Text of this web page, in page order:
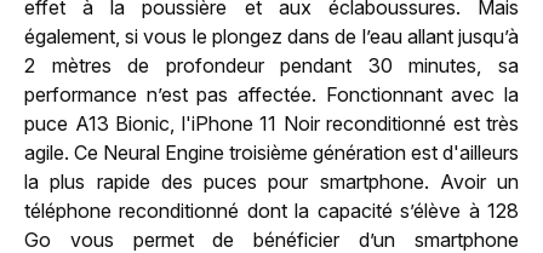
effet à la poussière et aux éclaboussures. Mais
également, si vous le plongez dans de l’eau allant jusqu’à
2 mètres de profondeur pendant 30 minutes, sa
performance n’est pas affectée. Fonctionnant avec la
puce A13 Bionic, l'iPhone 11 Noir reconditionné est très
agile. Ce Neural Engine troisième génération est d'ailleurs
la plus rapide des puces pour smartphone. Avoir un
téléphone reconditionné dont la capacité s’élève à 128
Go vous permet de bénéficier d’un smartphone